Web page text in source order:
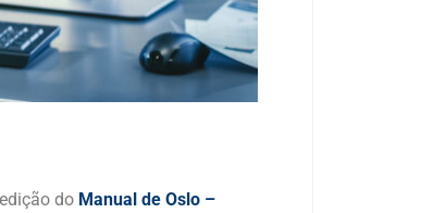
do Manual de Oslo –